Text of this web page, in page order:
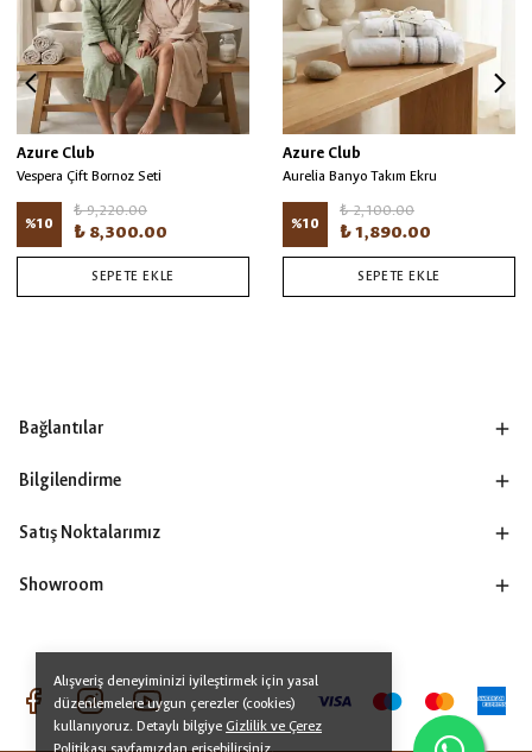
Alışveriş deneyiminizi iyileştirmek için yasal
düzenlemelere uygun çerezler (cookies)
kullanıyoruz. Detaylı bilgiye Gizlilik ve Çerez
Azure Club
Vespera Çift Bornoz Seti
%10
₺ 9,220.00
₺ 8,300.00
SEPETE EKLE
Azure Club
Aurelia Banyo Takım Ekru
%10
₺ 2,100.00
₺ 1,890.00
SEPETE EKLE
Bağlantılar
Bilgilendirme
Satış Noktalarımız
Showroom